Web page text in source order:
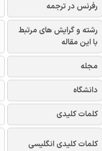
رفرنس در ترجمه
رشته و گرایش های مرتبط
با این مقاله
مجله
دانشگاه
کلمات کلیدی
کلمات کلیدی انگلیسی